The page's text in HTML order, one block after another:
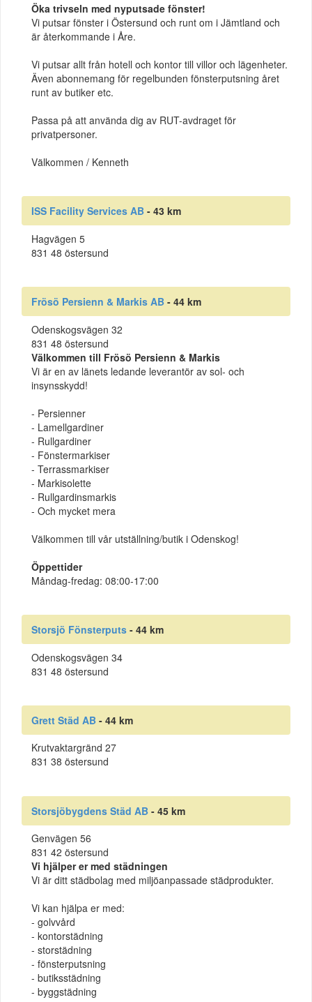
Öka trivseln med nyputsade fönster!
Vi putsar fönster i Östersund och runt om i Jämtland och
är återkommande i Åre.
Vi putsar allt från hotell och kontor till villor och lägenheter.
Även abonnemang för regelbunden fönsterputsning året
runt av butiker etc.
Passa på att använda dig av RUT-avdraget för
privatpersoner.
Välkommen / Kenneth
ISS Facility Services AB - 43 km
Hagvägen 5
831 48 östersund
Frösö Persienn & Markis AB - 44 km
Odenskogsvägen 32
831 48 östersund
Välkommen till Frösö Persienn & Markis
Vi är en av länets ledande leverantör av sol- och
insynsskydd!
- Persienner
- Lamellgardiner
- Rullgardiner
- Fönstermarkiser
- Terrassmarkiser
- Markisolette
- Rullgardinsmarkis
- Och mycket mera
Välkommen till vår utställning/butik i Odenskog!
Öppettider
Måndag-fredag: 08:00-17:00
Storsjö Fönsterputs - 44 km
Odenskogsvägen 34
831 48 östersund
Grett Städ AB - 44 km
Krutvaktargränd 27
831 38 östersund
Storsjöbygdens Städ AB - 45 km
Genvägen 56
831 42 östersund
Vi hjälper er med städningen
Vi är ditt städbolag med miljöanpassade städprodukter.
Vi kan hjälpa er med:
- golvvård
- kontorstädning
- storstädning
- fönsterputsning
- butiksstädning
- byggstädning